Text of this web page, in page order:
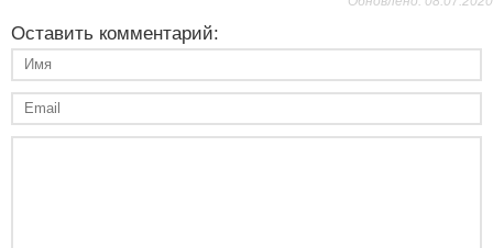
Оставить комментарий: